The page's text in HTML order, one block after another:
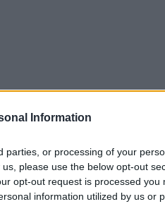
Information
parties, or processing of your
please use the below opt-out
opt-out request is processed you
information utilized by us or